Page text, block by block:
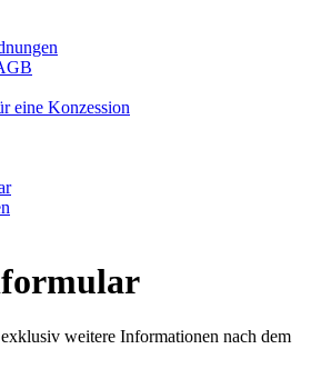
eine Konzession
weitere Informationen nach dem